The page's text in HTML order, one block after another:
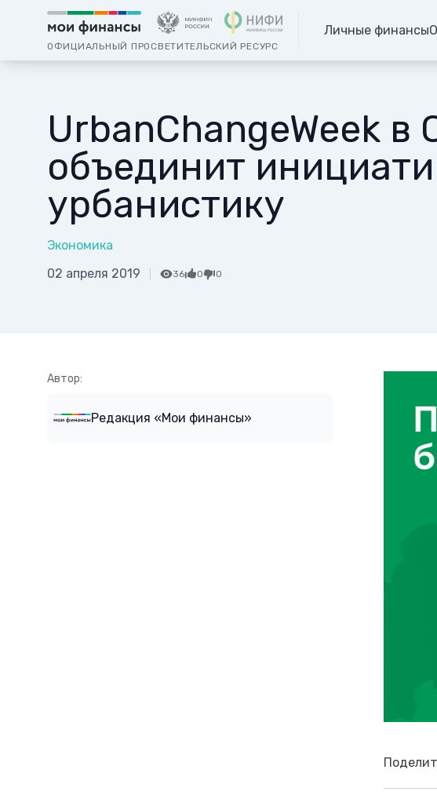
ОФИЦИАЛЬНЫЙ ПРОСВЕТИТЕЛЬСКИЙ РЕСУРС
Личные финансы
UrbanChangeWeek в
объединит
урбанистику
Экономика
02 апреля 2019
36 0 0
Автор:
Редакция «Мои финансы»